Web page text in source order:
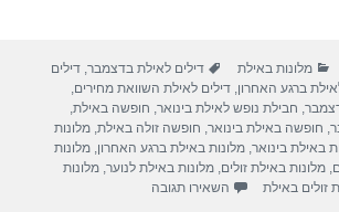
s
A
p
p
gr
a
m
e
קטגוריות
מלונות באילת תגיות
דילים לאילת בדצמבר,דילים
ברגע האחרון,דילים לאילת השוואת מחירים,
, חבילת נופש לאילת בינואר, חופשה באילת,
, חופשה באילת בינואר, חופשה זולה באילת,מלונות
באילת בינואר,מלונות באילת ברגע האחרון,מלונות
,מלונות באילת זולים,מלונות באילת לנוער,מלונות
זולים באילת השאירו תגובה